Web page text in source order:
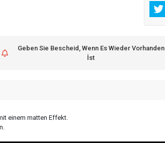
Geben Sie Bescheid, Wenn Es Wieder Vorhanden
İst
einem matten Effekt.